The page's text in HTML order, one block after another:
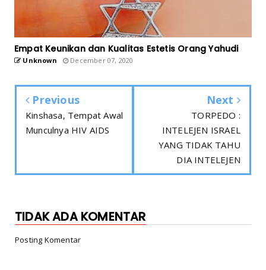
Empat Keunikan dan Kualitas Estetis Orang Yahudi
Unknown December 07, 2020
Previous
Kinshasa, Tempat Awal
Munculnya HIV AIDS
Next
TORPEDO :
INTELEJEN ISRAEL
YANG TIDAK TAHU
DIA INTELEJEN
TIDAK ADA KOMENTAR
Posting Komentar